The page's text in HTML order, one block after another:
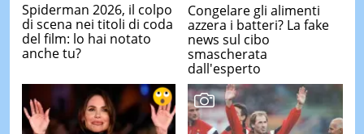
Spiderman 2026, il colpo
di scena nei titoli di coda
del film: lo hai notato
anche tu?
Congelare gli alimenti
azzera i batteri? La fake
news sul cibo
smascherata
dall'esperto